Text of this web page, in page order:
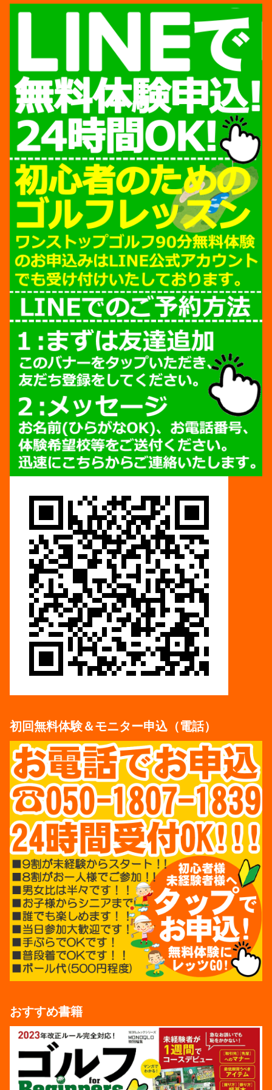
初回無料体験＆モニター申込（電話）
おすすめ書籍